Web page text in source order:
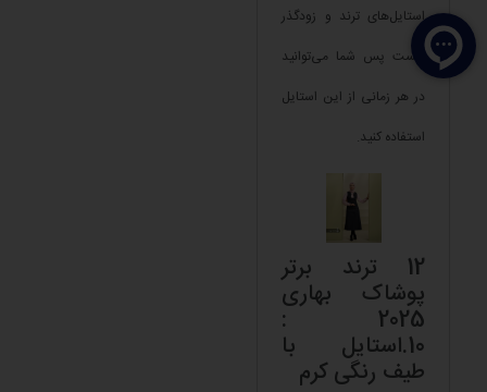
استایل‌های ترند و زودگذر
نیست پس شما می‌توانید
در هر زمانی از این استایل
استفاده کنید.
12 ترند برتر
پوشاک بهاری
2025 :
10.استایل با
طیف رنگی کرم